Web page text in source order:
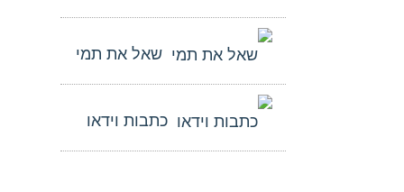
שאל את תמי
כתבות וידאו